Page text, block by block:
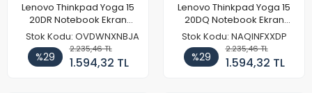
Lenovo Thinkpad Yoga 15
20DR Notebook Ekran
Paneli (Full HD)
Stok Kodu: OVDWNXNBJA
%29
2.235,46 TL
1.594,32 TL
Lenovo Thinkpad Yoga 15
20DQ Notebook Ekran
Paneli (Full HD)
Stok Kodu: NAQINFXXDP
%29
2.235,46 TL
1.594,32 TL